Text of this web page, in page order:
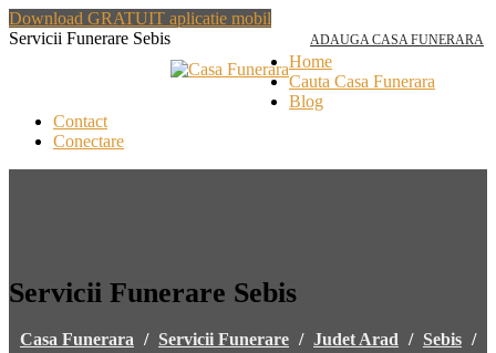
Download GRATUIT aplicatie mobil
Servicii Funerare Sebis
ADAUGA CASA FUNERARA
Home
Cauta Casa Funerara
Blog
Contact
Conectare
Servicii Funerare Sebis
Casa Funerara / Servicii Funerare / Judet Arad / Sebis /